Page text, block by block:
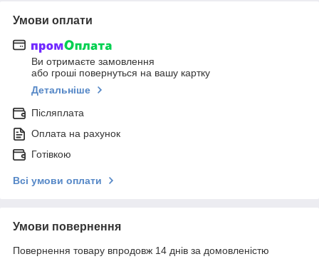
Умови оплати
Ви отримаєте замовлення
або гроші повернуться на вашу картку
Детальніше
Післяплата
Оплата на рахунок
Готівкою
Всі умови оплати
Умови повернення
Повернення товару впродовж 14 днів за домовленістю